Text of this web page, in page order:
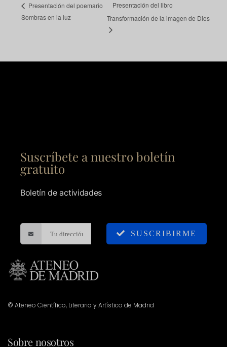
Presentación del poemario
Sombras en la luz
Presentación del libro
Transformación de la imagen de Dios
Suscríbete a nuestro boletín
gratuito
Boletín de actividades
SUSCRIBIRME
© Ateneo Científico, Literario y Artístico de Madrid
Sobre nosotros